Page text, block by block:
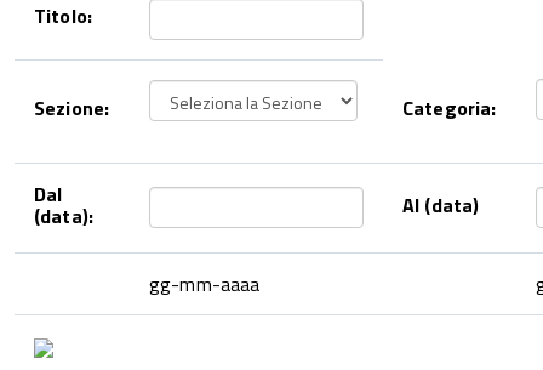
Titolo:
Sezione: Categoria:
Dal
(data): Al (data)
gg-mm-aaaa